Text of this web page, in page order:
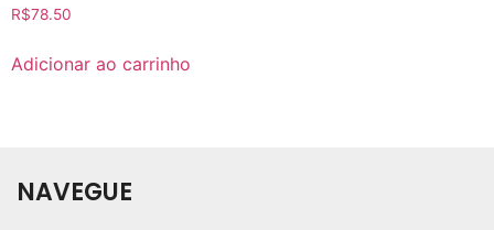
R$78.50
Adicionar ao carrinho
NAVEGUE